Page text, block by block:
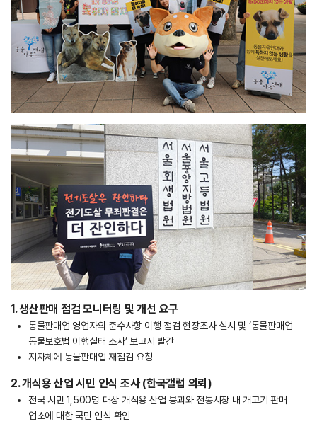
1. 생산판매 점검 모니터링 및 개선 요구
동물판매업 영업자의 준수사항 이행 점검 현장조사 실시 및 ‘동물판매업
동물보호법 이행실태 조사’ 보고서 발간
지자체에 동물판매업 재점검 요청
2. 개식용 산업 시민 인식 조사 (한국갤럽 의뢰)
전국 시민 1,500명 대상 개식용 산업 붕괴와 전통시장 내 개고기 판매
업소에 대한 국민 인식 확인